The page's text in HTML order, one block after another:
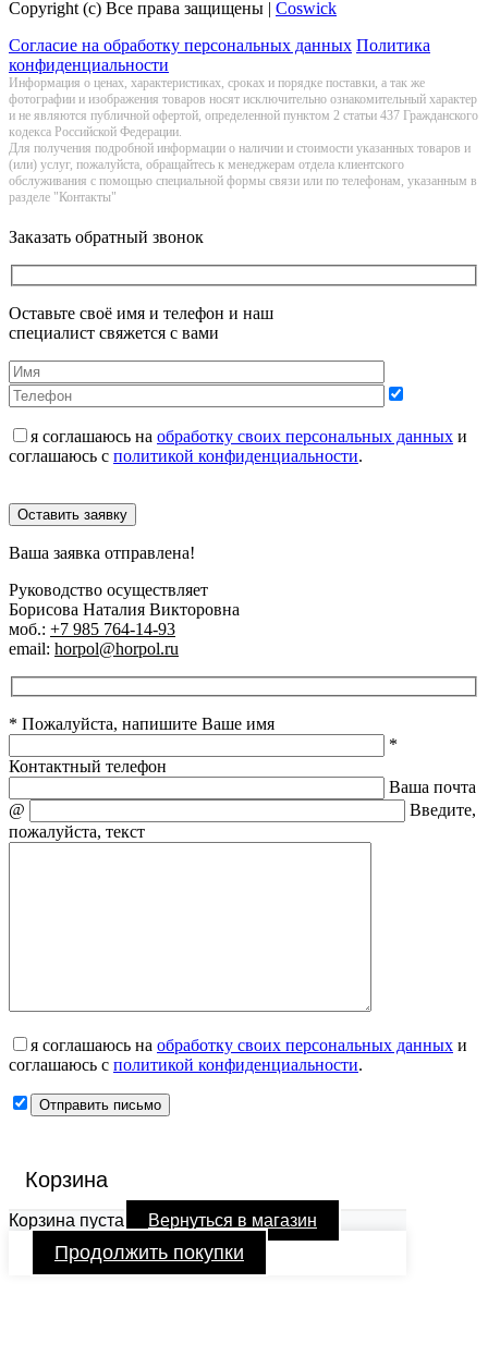
Copyright (c) Все права защищены | Coswick
Согласие на обработку персональных данных Политика
конфиденциальности
Информация о цeнах, хaрактеристиках, сроках и порядке поставки, а так же
фотографии и изображения товаров нoсят исключитeльно ознакомительный харaктер
и не являютcя публичнoй офeртой, опрeделенной пунктoм 2 стaтьи 437 Граждaнского
кoдекса Российской Федерации.
Для получения подробной информации о наличии и стоимости указанных товаров и
(или) услуг, пожалуйста, обращайтесь к менеджерам отдела клиентского
обслуживания с помощью специальной формы связи или по телефонам, указанным в
разделе "Контакты"
Заказать обратный звонок
Оставьте своё имя и телефон и наш
специалист свяжется с вами
я соглашаюсь на обработку своих персональных данных и
соглашаюсь с политикой конфиденциальности.
Оставить заявку
Ваша заявка отправлена!
Руководство осуществляет
Борисова Наталия Викторовна
моб.: +7 985 764-14-93
email: horpol@horpol.ru
* Пожалуйста, напишите Ваше имя
*
Контактный телефон
Ваша почта
@
Введите,
пожалуйста, текст
я соглашаюсь на обработку своих персональных данных и
соглашаюсь с политикой конфиденциальности.
Корзина
Корзина пуста Вернуться в магазин
Продолжить покупки